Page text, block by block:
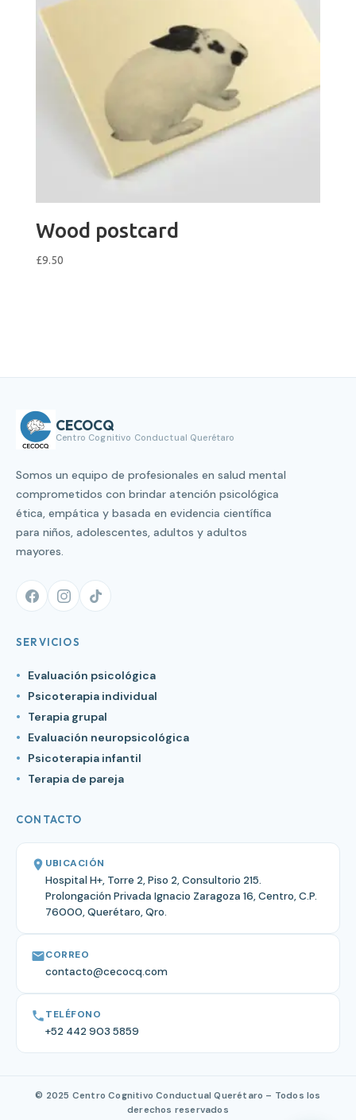
Wood postcard
£9.50
CECOCQ
Centro Cognitivo Conductual Querétaro
Somos un equipo de profesionales en salud mental
comprometidos con brindar atención psicológica
ética, empática y basada en evidencia científica
para niños, adolescentes, adultos y adultos
mayores.
SERVICIOS
Evaluación psicológica
Psicoterapia individual
Terapia grupal
Evaluación neuropsicológica
Psicoterapia infantil
Terapia de pareja
CONTACTO
UBICACIÓN
Hospital H+, Torre 2, Piso 2, Consultorio 215.
Prolongación Privada Ignacio Zaragoza 16, Centro, C.P.
76000, Querétaro, Qro.
CORREO
contacto@cecocq.com
TELÉFONO
+52 442 903 5859
© 2025 Centro Cognitivo Conductual Querétaro – Todos los
derechos reservados